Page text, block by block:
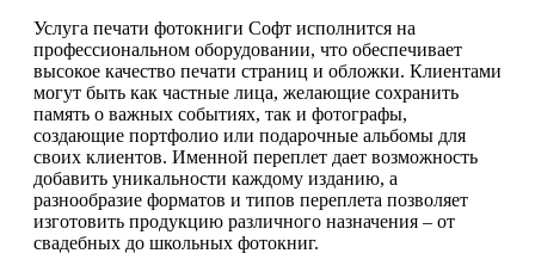
Услуга печати фотокниги Софт исполнится на
профессиональном оборудовании, что обеспечивает
высокое качество печати страниц и обложки. Клиентами
могут быть как частные лица, желающие сохранить
память о важных событиях, так и фотографы,
создающие портфолио или подарочные альбомы для
своих клиентов. Именной переплет дает возможность
добавить уникальности каждому изданию, а
разнообразие форматов и типов переплета позволяет
изготовить продукцию различного назначения – от
свадебных до школьных фотокниг.